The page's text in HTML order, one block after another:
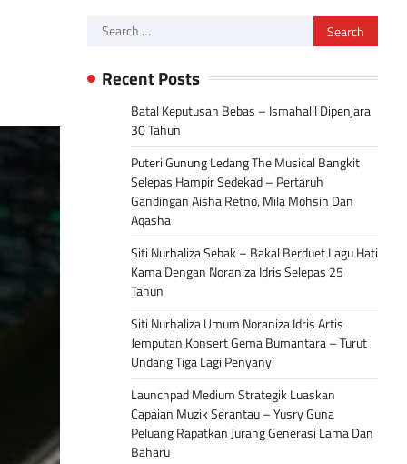
Search
Recent Posts
Batal Keputusan Bebas – Ismahalil Dipenjara
30 Tahun
Puteri Gunung Ledang The Musical Bangkit
Selepas Hampir Sedekad – Pertaruh
Gandingan Aisha Retno, Mila Mohsin Dan
Aqasha
Siti Nurhaliza Sebak – Bakal Berduet Lagu Hati
Kama Dengan Noraniza Idris Selepas 25
Tahun
Siti Nurhaliza Umum Noraniza Idris Artis
Jemputan Konsert Gema Bumantara – Turut
Undang Tiga Lagi Penyanyi
Launchpad Medium Strategik Luaskan
Capaian Muzik Serantau – Yusry Guna
Peluang Rapatkan Jurang Generasi Lama Dan
Baharu